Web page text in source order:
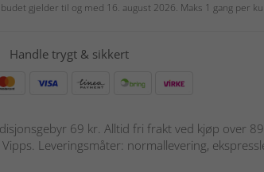
gjelder til og med 16. august 2026. Maks 1 gang per
Handle trygt & sikkert
69 kr. Alltid fri frakt ved kjøp over
Leveringsmåter: normallevering,